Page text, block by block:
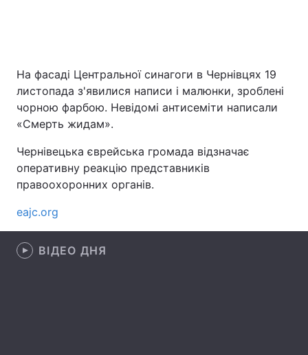
Головна Війна
Економіка Світ
На фасаді Центральної синагоги в Чернівцях 19
листопада з'явилися написи і малюнки, зроблені
чорною фарбою. Невідомі антисеміти написали
«Смерть жидам».
Чернівецька єврейська громада відзначає
оперативну реакцію представників
правоохоронних органів.
eajc.org
ВІДЕО ДНЯ